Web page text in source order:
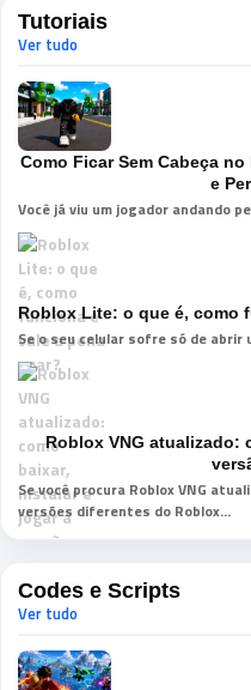
Tutoriais
Ver tudo
Como Ficar Sem Cabeça
e
Você já viu um jogador andando
Roblox Lite: o que é, como
Se o seu celular sofre só de abrir
Roblox VNG atualizado:
Se você procura Roblox VNG
versões diferentes do Roblox...
Codes e Scripts
Ver tudo